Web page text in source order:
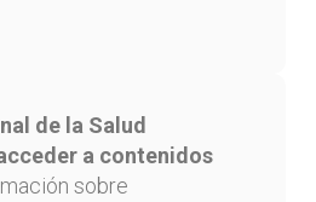
de la Salud
a contenidos
sobre